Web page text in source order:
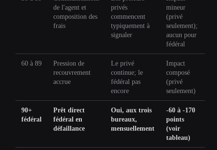
de l'agent et
composition des
frais
privés
commencent
typiquement à
signaler
mineur
(privé
seulement);
aucun pour
fédéral
60 à 89
Pression de
recouvrement
accrue
Le privé
continue; le
fédéral pas
encore
Impact
composé
(privé
seulement)
90+
fédéral
Prêt direct
fédéral en
défaillance
Oui, aux trois
bureaux,
mensuellement
-60 à -170
points
(voir
tableau)